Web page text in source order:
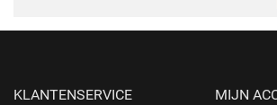
KLANTENSERVICE MIJN